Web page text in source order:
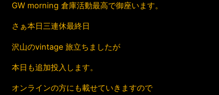
GW morning 倉庫活動最高で御座います。
さぁ本日三連休最終日
沢山のvintage 旅立ちましたが
本日も追加投入します。
オンラインの方にも載せていきますので